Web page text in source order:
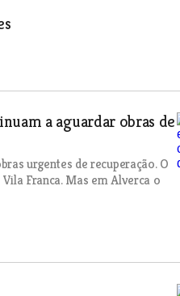
a aguardar obras de
urgentes de recuperação. O
Franca. Mas em Alverca o